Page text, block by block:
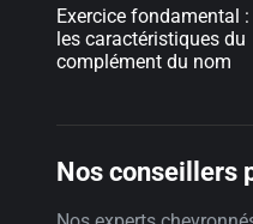
Exercice fondamental
les caractéristiques du
complément du nom
Nos conseillers